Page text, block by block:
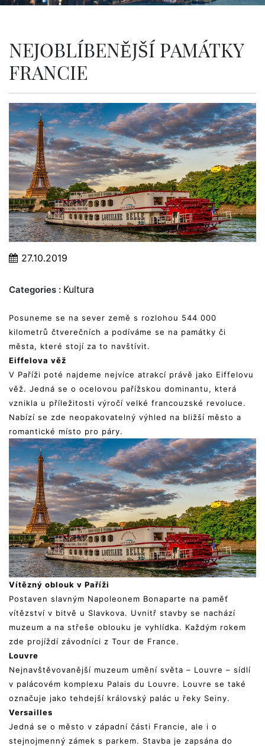
NEJOBLÍBENĚJŠÍ PAMÁTKY
FRANCIE
27.10.2019
Categories : Kultura
Posuneme se na sever země s rozlohou 544 000
kilometrů čtverečních a podíváme se na památky či
města, které stojí za to navštívit.
Eiffelova věž
V Paříži poté najdeme nejvíce atrakcí právě jako Eiffelovu
věž. Jedná se o ocelovou pařížskou dominantu, která
vznikla u příležitosti výročí velké francouzské revoluce.
Nabízí se zde neopakovatelný výhled na bližší město a
romantické místo pro páry.
Vítězný oblouk v Paříži
Postaven slavným Napoleonem Bonaparte na paměť
vítězství v bitvě u Slavkova. Uvnitř stavby se nachází
muzeum a na střeše oblouku je vyhlídka. Každým rokem
zde projíždí závodníci z Tour de France.
Louvre
Nejnavštěvovanější muzeum umění světa – Louvre – sídlí
v palácovém komplexu Palais du Louvre. Louvre se také
označuje jako tehdejší královský palác u řeky Seiny.
Versailles
Jedná se o město v západní části Francie, ale i o
stejnojmenný zámek s parkem. Stavba je zapsána do